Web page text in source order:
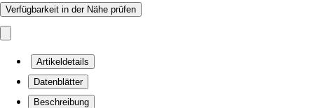
Verfügbarkeit in der Nähe prüfen
Artikeldetails
Datenblätter
Beschreibung